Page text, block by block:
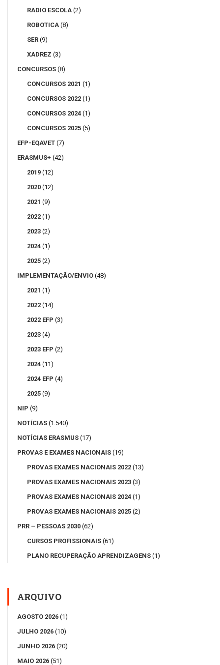
RADIO ESCOLA (2)
ROBOTICA (8)
SER (9)
XADREZ (3)
CONCURSOS (8)
CONCURSOS 2021 (1)
CONCURSOS 2022 (1)
CONCURSOS 2024 (1)
CONCURSOS 2025 (5)
EFP-EQAVET (7)
ERASMUS+ (42)
2019 (12)
2020 (12)
2021 (9)
2022 (1)
2023 (2)
2024 (1)
2025 (2)
IMPLEMENTAÇÃO/ENVIO (48)
2021 (1)
2022 (14)
2022 EFP (3)
2023 (4)
2023 EFP (2)
2024 (11)
2024 EFP (4)
2025 (9)
NIP (9)
NOTÍCIAS (1.540)
NOTÍCIAS ERASMUS (17)
PROVAS E EXAMES NACIONAIS (19)
PROVAS EXAMES NACIONAIS 2022 (13)
PROVAS EXAMES NACIONAIS 2023 (3)
PROVAS EXAMES NACIONAIS 2024 (1)
PROVAS EXAMES NACIONAIS 2025 (2)
PRR – PESSOAS 2030 (62)
CURSOS PROFISSIONAIS (61)
PLANO RECUPERAÇÃO APRENDIZAGENS (1)
ARQUIVO
AGOSTO 2026 (1)
JULHO 2026 (10)
JUNHO 2026 (20)
MAIO 2026 (51)